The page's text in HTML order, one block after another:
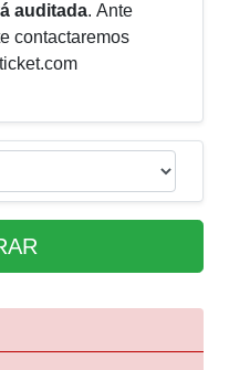
auditada. Ante
contactaremos